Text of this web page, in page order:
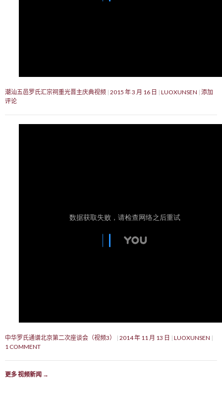
潮汕五邑罗氏汇宗祠重光晋主庆典视频 2015 年 3 月 16 日 LUOXUNSEN 添加
评论
中华罗氏通谱北京第二次座谈会（视频3） 2014 年 11 月 13 日
LUOXUNSEN
1 COMMENT
更多 视频新闻 →